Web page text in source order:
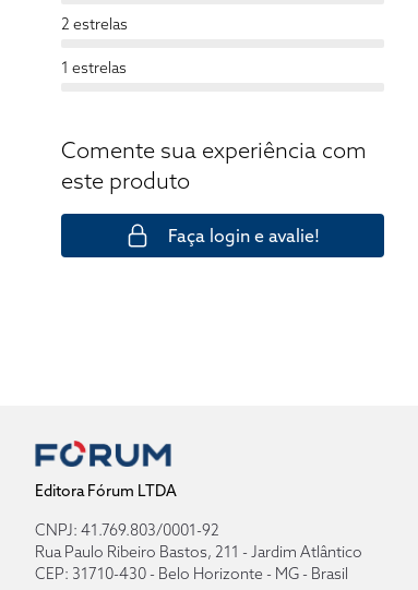
2 estrelas
1 estrelas
Comente sua experiência com
este produto
Faça login e avalie!
Editora Fórum LTDA
CNPJ: 41.769.803/0001-92
Rua Paulo Ribeiro Bastos, 211 - Jardim Atlântico
CEP: 31710-430 - Belo Horizonte - MG - Brasil